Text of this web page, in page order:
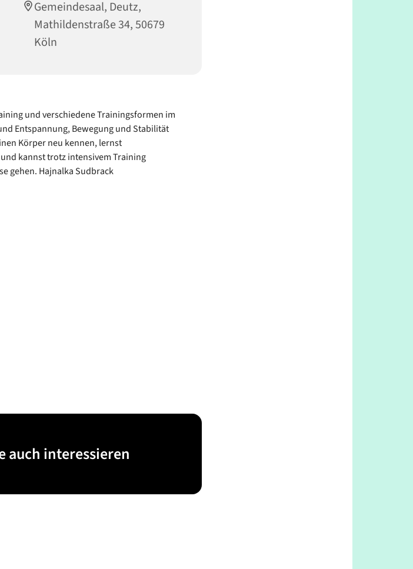
Gemeindesaal, Deutz,
Mathildenstraße 34, 50679
Köln
und verschiedene Trainingsformen im
Entspannung, Bewegung und Stabilität
Körper neu kennen, lernst
kannst trotz intensivem Training
gehen. Hajnalka Sudbrack
auch interessieren